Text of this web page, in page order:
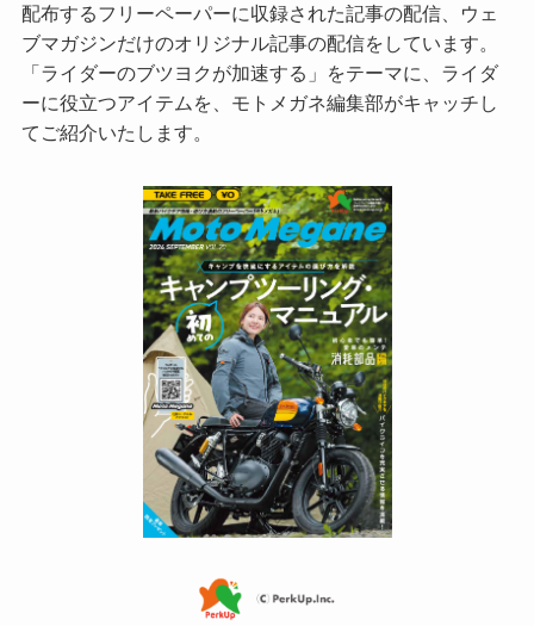
配布するフリーペーパーに収録された記事の配信、ウェ
ブマガジンだけのオリジナル記事の配信をしています。
「ライダーのブツヨクが加速する」をテーマに、ライダ
ーに役立つアイテムを、モトメガネ編集部がキャッチし
てご紹介いたします。